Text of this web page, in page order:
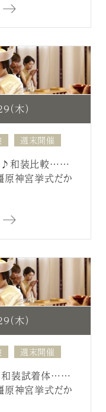
木）
週末開催
和装比較……
原神宮挙式だか
木）
週末開催
和装試着体……
原神宮挙式だか